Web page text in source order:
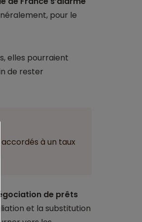
pour le
elles pourraient
de rester
à un taux
de prêts
et la substitution